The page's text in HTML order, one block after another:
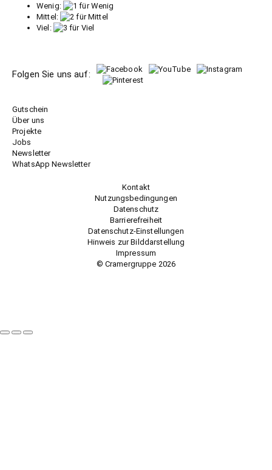
Wenig:
Mittel:
Viel:
Folgen Sie uns auf:
Gutschein
Über uns
Projekte
Jobs
Newsletter
WhatsApp Newsletter
Kontakt
Nutzungsbedingungen
Datenschutz
Barrierefreiheit
Datenschutz-Einstellungen
Hinweis zur Bilddarstellung
Impressum
© Cramergruppe 2026